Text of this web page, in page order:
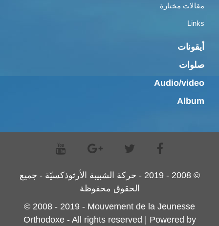
مقالات مختارة
Links
أيقونات
صلوات
Audio/video
Album
© 2008 - 2019 - حركة الشبيبة الأرثوذكسيّة - جميع
الحقوق محفوظة
© 2008 - 2019 - Mouvement de la Jeunesse
Orthodoxe - All rights reserved | Powered by